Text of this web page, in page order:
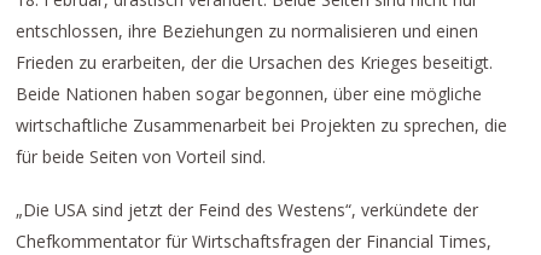
entschlossen, ihre Beziehungen zu normalisieren und einen
Frieden zu erarbeiten, der die Ursachen des Krieges beseitigt.
Beide Nationen haben sogar begonnen, über eine mögliche
wirtschaftliche Zusammenarbeit bei Projekten zu sprechen, die
für beide Seiten von Vorteil sind.
„Die USA sind jetzt der Feind des Westens“, verkündete der
Chefkommentator für Wirtschaftsfragen der Financial Times,